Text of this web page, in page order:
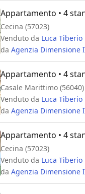
Appartamento • 4
Cecina (57023)
Venduto da Luca Tiberio
da Agenzia Dimensione
Appartamento • 4
Casale Marittimo (56040)
Venduto da Luca Tiberio
da Agenzia Dimensione
Appartamento • 4
Cecina (57023)
Venduto da Luca Tiberio
da Agenzia Dimensione